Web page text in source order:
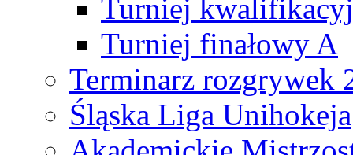
Turniej
Turniej finałowy A
Terminarz rozgrywek
Śląska Liga Unihokeja